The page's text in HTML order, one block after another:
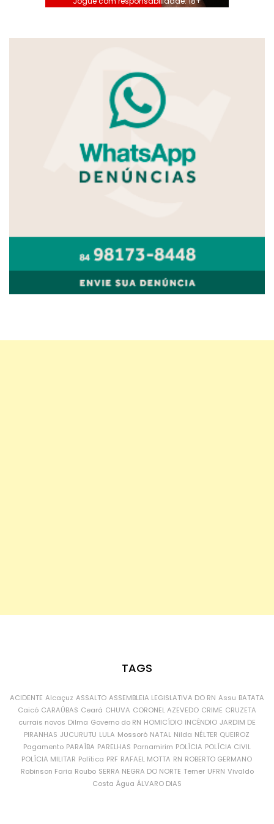
TAGS
ACIDENTE Alcaçuz ASSALTO ASSEMBLEIA LEGISLATIVA DO RN Assu BATATA
Caicó CARAÚBAS Ceará CHUVA CORONEL AZEVEDO CRIME CRUZETA
currais novos Dilma Governo do RN HOMICÍDIO INCÊNDIO JARDIM DE
PIRANHAS JUCURUTU LULA Mossoró NATAL Nilda NÉLTER QUEIROZ
Pagamento PARAÍBA PARELHAS Parnamirim POLÍCIA POLÍCIA CIVIL
POLÍCIA MILITAR Política PRF RAFAEL MOTTA RN ROBERTO GERMANO
Robinson Faria Roubo SERRA NEGRA DO NORTE Temer UFRN Vivaldo
Costa Água ÁLVARO DIAS